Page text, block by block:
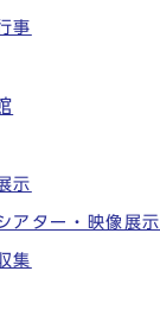
事
示
アター・映像展示
集